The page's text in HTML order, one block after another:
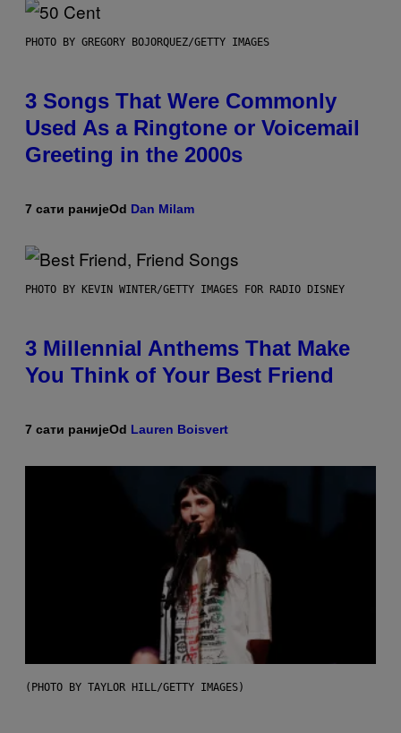
PHOTO BY GREGORY BOJORQUEZ/GETTY IMAGES
3 Songs That Were Commonly
Used As a Ringtone or Voicemail
Greeting in the 2000s
7 сати ранијеOd Dan Milam
PHOTO BY KEVIN WINTER/GETTY IMAGES FOR RADIO DISNEY
3 Millennial Anthems That Make
You Think of Your Best Friend
7 сати ранијеOd Lauren Boisvert
(PHOTO BY TAYLOR HILL/GETTY IMAGES)